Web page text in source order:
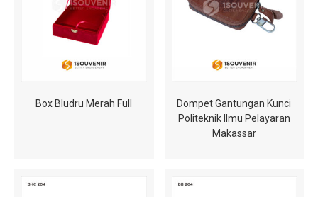
Box Bludru Merah Full
Dompet Gantungan Kunci
Politeknik Ilmu Pelayaran
Makassar